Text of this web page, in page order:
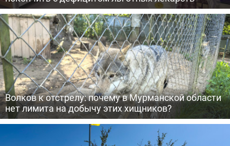
Волков к отстрелу: почему в Мурманской области
нет лимита на добычу этих хищников?